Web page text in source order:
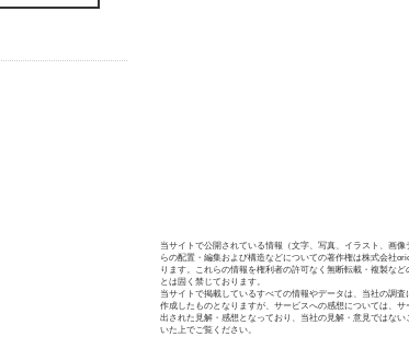
当サイトで公開されている情報（文字、写真、イラスト、画像
らの配置・編集および構造などについての著作権は株式会社
ります。これらの情報を権利者の許可なく無断転載・複製など
とは固く禁じております。
当サイトで掲載しているすべての情報やデータは、当社の調査
作成したものとなりますが、サービスへの感想については、サ
出された見解・感想となっており、当社の見解・意見ではない
いた上でご覧ください。